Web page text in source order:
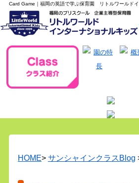
Card Game｜福岡の英語で学ぶ保育園 リトルワールド
HOME> サンシャインクラスBlog